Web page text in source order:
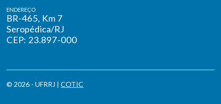
ENDEREÇO
BR-465, Km 7
Seropédica/RJ
CEP: 23.897-000
© 2026 - UFRRJ |COTIC